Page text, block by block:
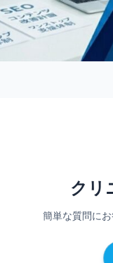
クリ
簡単な質問に